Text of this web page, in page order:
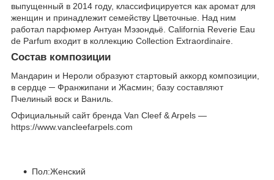
выпущенный в 2014 году, классифицируется как аромат для
женщин и принадлежит семейству Цветочные. Над ним
работал парфюмер Антуан Мэзондьё. California Reverie Eau
de Parfum входит в коллекцию Collection Extraordinaire.
Состав композиции
Мандарин и Нероли образуют стартовый аккорд композиции,
в сердце ─ Франжипани и Жасмин; базу составляют
Пчелиный воск и Ваниль.
Официальный сайт бренда Van Cleef & Arpels —
https://www.vancleefarpels.com
Пол:Женский